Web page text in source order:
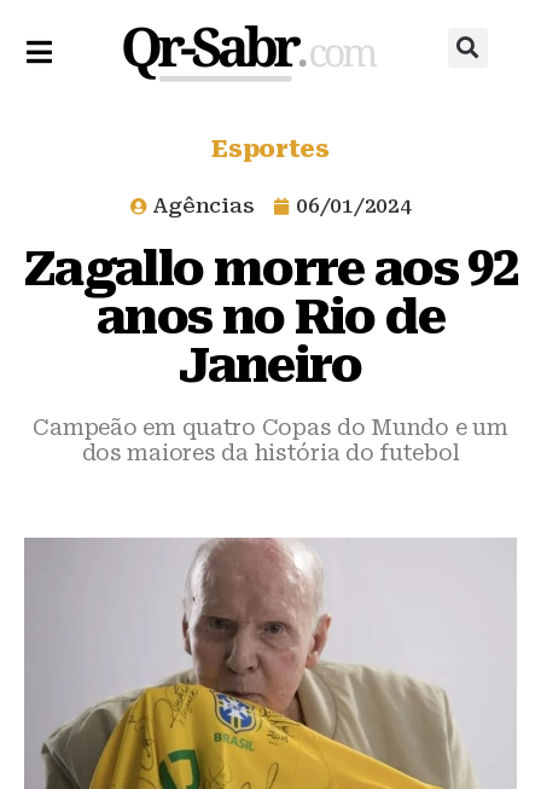
Esportes
Agências 06/01/2024
Zagallo morre aos 92
anos no Rio de
Janeiro
Campeão em quatro Copas do Mundo e um
dos maiores da história do futebol